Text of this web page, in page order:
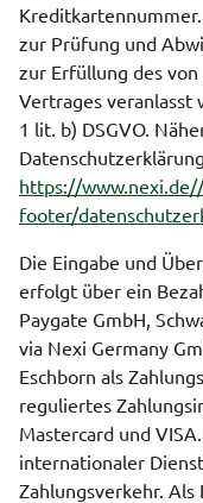
zur Prüfung und
zur Erfüllung des
Vertrages veranlasst
1 lit. b) DSGVO.
https://
footer/
Die Eingabe und
erfolgt über ein
Paygate GmbH,
via Nexi Germany
Eschborn als
reguliertes
Mastercard und
internationaler
Zahlungsverkehr.